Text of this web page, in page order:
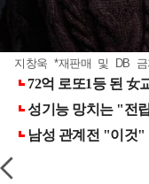
지창욱 *재판매 및 DB 금